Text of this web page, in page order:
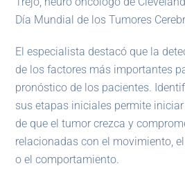
Día Mundial de los Tumores
El especialista destacó que la
de los factores más importantes
pronóstico de los pacientes.
sus etapas iniciales permite
de que el tumor crezca y
relacionadas con el movimiento,
o el comportamiento.